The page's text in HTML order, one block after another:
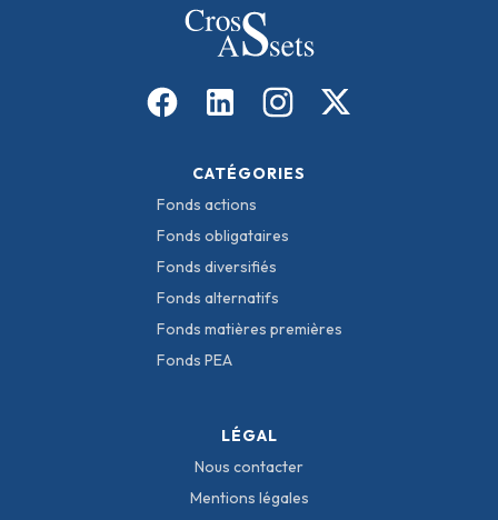
CATÉGORIES
Fonds actions
Fonds obligataires
Fonds diversifiés
Fonds alternatifs
Fonds matières premières
Fonds PEA
LÉGAL
Nous contacter
Mentions légales